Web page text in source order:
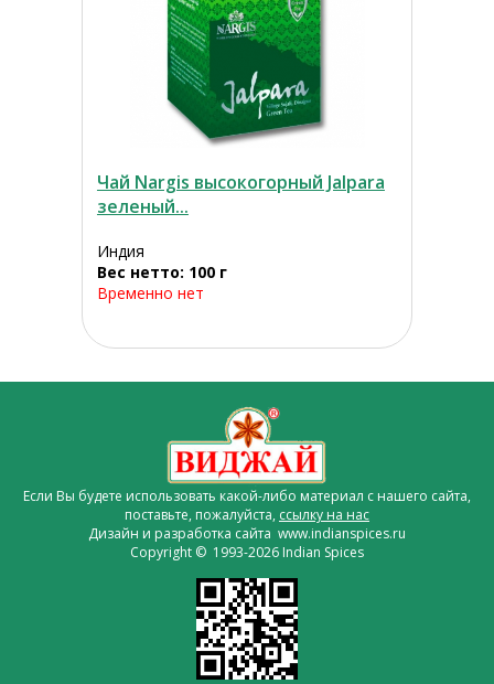
Чай Nargis высокогорный Jalpara
зеленый...
Индия
Вес нетто: 100 г
Временно нет
Если Вы будете использовать какой-либо материал с нашего сайта,
поставьте, пожалуйста, ссылку на нас
Дизайн и разработка сайта www.indianspices.ru
Copyright © 1993-2026 Indian Spices